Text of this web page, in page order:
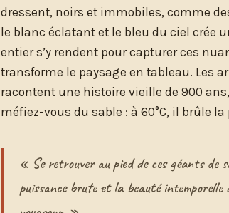
dressent, noirs et immobiles, comme
le blanc éclatant et le bleu du ciel crée
entier s’y rendent pour capturer ces
transforme le paysage en tableau. Les
racontent une histoire vieille de 900
méfiez-vous du sable : à 60°C, il brûle
« Se retrouver au pied de ces géants de
puissance brute et la beauté